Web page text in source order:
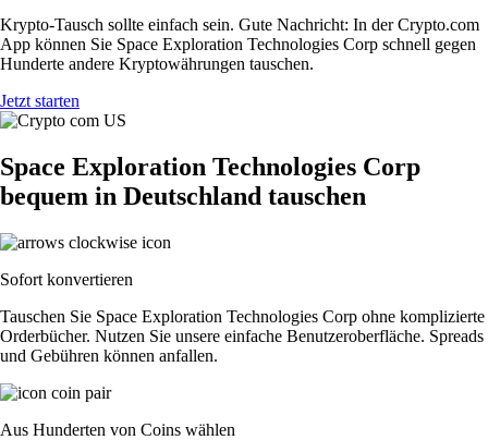
Krypto-Tausch sollte einfach sein. Gute Nachricht: In der Crypto.com
App können Sie Space Exploration Technologies Corp schnell gegen
Hunderte andere Kryptowährungen tauschen.
Jetzt starten
Space Exploration Technologies Corp
bequem in Deutschland tauschen
Sofort konvertieren
Tauschen Sie Space Exploration Technologies Corp ohne komplizierte
Orderbücher. Nutzen Sie unsere einfache Benutzeroberfläche. Spreads
und Gebühren können anfallen.
Aus Hunderten von Coins wählen